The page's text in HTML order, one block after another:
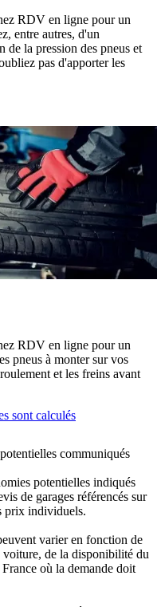
RDV en ligne pour un
entre autres, d'un
de la pression des pneus et
pas d'apporter les
RDV en ligne pour un
pneus à monter sur vos
et les freins avant
sont calculés
communiqués
potentielles indiqués
de garages référencés sur
prix individuels.
varier en fonction de
voiture, de la disponibilité du
où la demande doit